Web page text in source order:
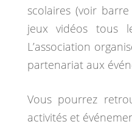
scolaires (voir
jeux vidéos tous
L’association
partenariat aux
Vous pourrez
activités et